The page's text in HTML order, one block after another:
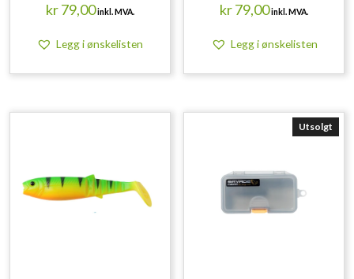
kr79,00inkl. MVA.
Legg i ønskelisten
kr79,00inkl. MVA.
Legg i ønskelisten
Utsolgt